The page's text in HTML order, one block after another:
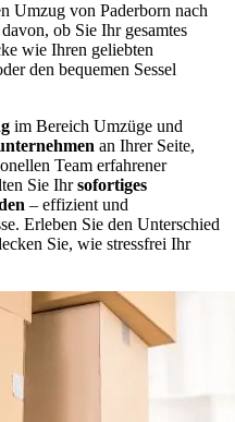
Umzug von Paderborn nach
ob Sie Ihr gesamtes
wie Ihren geliebten
den bequemen Sessel
im Bereich Umzüge und
an Ihrer Seite,
Team erfahrener
Sie Ihrsofortiges
– effizient und
Erleben Sie den Unterschied
Sie, wie stressfrei Ihr